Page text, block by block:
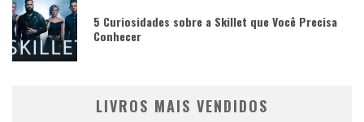
5 Curiosidades sobre a Skillet que Você Precisa
Conhecer
LIVROS MAIS VENDIDOS